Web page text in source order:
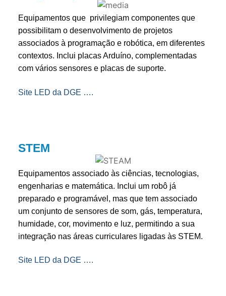
Equipamentos que privilegiam componentes que
possibilitam o desenvolvimento de projetos
associados à programação e robótica, em diferentes
contextos. Inclui placas Arduíno, complementadas
com vários sensores e placas de suporte.
Site LED da DGE ….
STEM
Equipamentos associado às ciências, tecnologias,
engenharias e matemática. Inclui um robô já
preparado e programável, mas que tem associado
um conjunto de sensores de som, gás, temperatura,
humidade, cor, movimento e luz, permitindo a sua
integração nas áreas curriculares ligadas às STEM.
Site LED da DGE ….